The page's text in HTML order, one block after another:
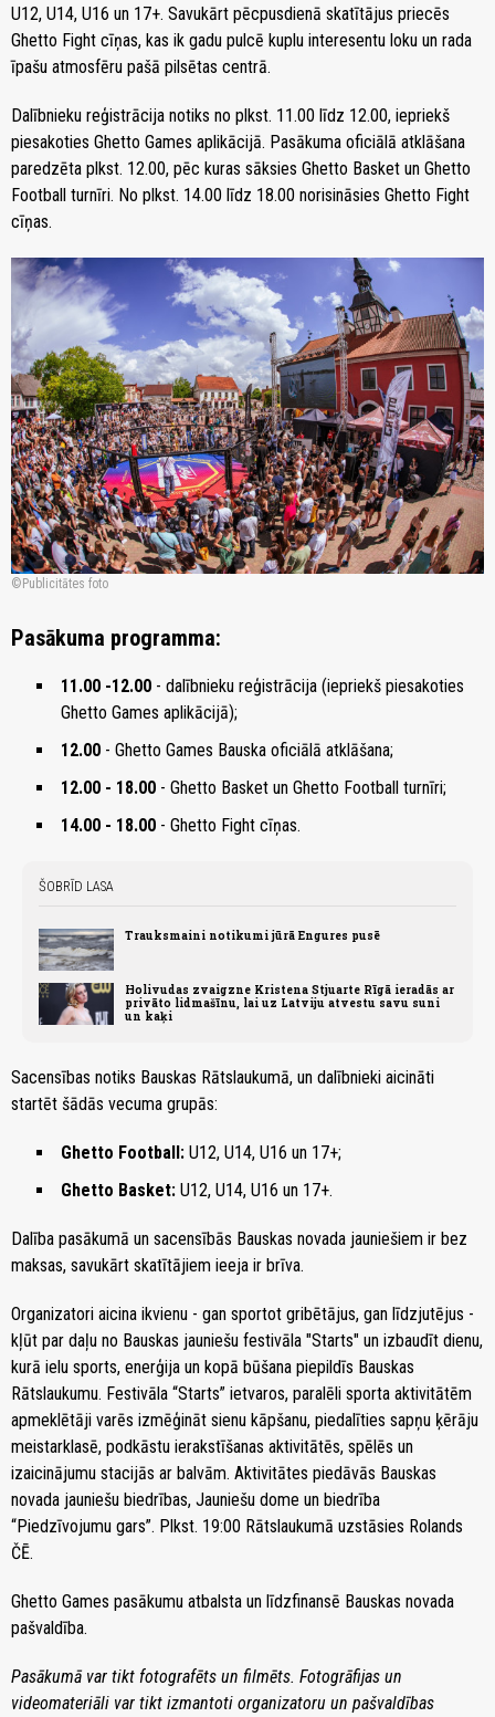
U12, U14, U16 un 17+. Savukārt pēcpusdienā skatītājus priecēs
Ghetto Fight cīņas, kas ik gadu pulcē kuplu interesentu loku un rada
īpašu atmosfēru pašā pilsētas centrā.
Dalībnieku reģistrācija notiks no plkst. 11.00 līdz 12.00, iepriekš
piesakoties Ghetto Games aplikācijā. Pasākuma oficiālā atklāšana
paredzēta plkst. 12.00, pēc kuras sāksies Ghetto Basket un Ghetto
Football turnīri. No plkst. 14.00 līdz 18.00 norisināsies Ghetto Fight
cīņas.
Publicitātes foto
Pasākuma programma:
11.00 -12.00 - dalībnieku reģistrācija (iepriekš piesakoties
Ghetto Games aplikācijā);
12.00 - Ghetto Games Bauska oficiālā atklāšana;
12.00 - 18.00 - Ghetto Basket un Ghetto Football turnīri;
14.00 - 18.00 - Ghetto Fight cīņas.
ŠOBRĪD LASA
Trauksmaini notikumi jūrā Engures pusē
Holivudas zvaigzne Kristena Stjuarte Rīgā ieradās ar
privāto lidmašīnu, lai uz Latviju atvestu savu suni
un kaķi
Sacensības notiks Bauskas Rātslaukumā, un dalībnieki aicināti
startēt šādās vecuma grupās:
Ghetto Football: U12, U14, U16 un 17+;
Ghetto Basket: U12, U14, U16 un 17+.
Dalība pasākumā un sacensībās Bauskas novada jauniešiem ir bez
maksas, savukārt skatītājiem ieeja ir brīva.
Organizatori aicina ikvienu - gan sportot gribētājus, gan līdzjutējus -
kļūt par daļu no Bauskas jauniešu festivāla "Starts" un izbaudīt dienu,
kurā ielu sports, enerģija un kopā būšana piepildīs Bauskas
Rātslaukumu. Festivāla “Starts” ietvaros, paralēli sporta aktivitātēm
apmeklētāji varēs izmēģināt sienu kāpšanu, piedalīties sapņu ķērāju
meistarklasē, podkāstu ierakstīšanas aktivitātēs, spēlēs un
izaicinājumu stacijās ar balvām. Aktivitātes piedāvās Bauskas
novada jauniešu biedrības, Jauniešu dome un biedrība
“Piedzīvojumu gars”. Plkst. 19:00 Rātslaukumā uzstāsies Rolands
ČĒ.
Ghetto Games pasākumu atbalsta un līdzfinansē Bauskas novada
pašvaldība.
Pasākumā var tikt fotografēts un filmēts. Fotogrāfijas un
videomateriāli var tikt izmantoti organizatoru un pašvaldības